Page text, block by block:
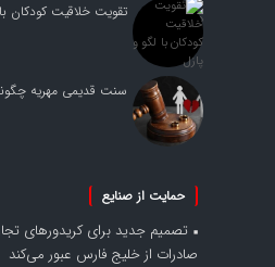
تقویت خلاقیت کودکان
سنت قدیمی مهریه
حمایت از صنایع
تصمیم جدید برای کریدورهای
صادرات از خلیج فارس عبور می‌کند